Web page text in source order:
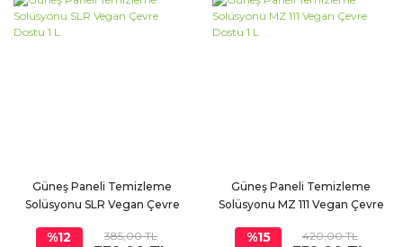
Güneş Paneli Temizleme
Solüsyonu SLR Vegan Çevre
%12 385,00 TL
Güneş Paneli Temizleme
Solüsyonu MZ 111 Vegan Çevre
%15 420,00 TL